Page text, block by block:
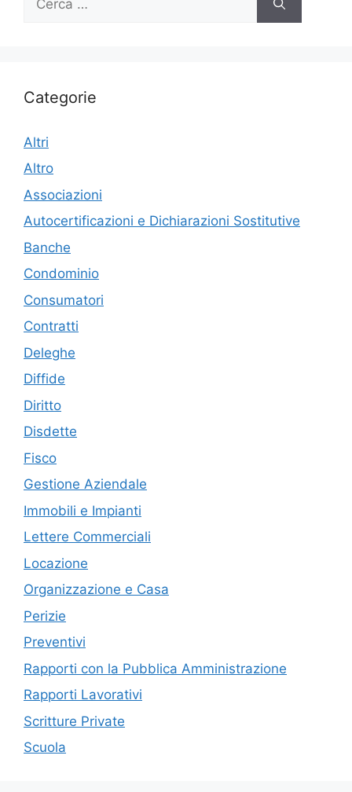
per:
Categorie
Altri
Altro
Associazioni
Autocertificazioni e Dichiarazioni Sostitutive
Banche
Condominio
Consumatori
Contratti
Deleghe
Diffide
Diritto
Disdette
Fisco
Gestione Aziendale
Immobili e Impianti
Lettere Commerciali
Locazione
Organizzazione e Casa
Perizie
Preventivi
Rapporti con la Pubblica Amministrazione
Rapporti Lavorativi
Scritture Private
Scuola